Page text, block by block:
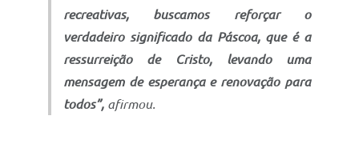
recreativas, buscamos reforçar o
verdadeiro significado da Páscoa, que é a
ressurreição de Cristo, levando uma
mensagem de esperança e renovação para
todos”, afirmou.